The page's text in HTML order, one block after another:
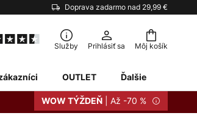
Doprava zadarmo nad 29,99 €
Môj košík
Služby Prihlásiť sa
OUTLET Ďalšie
WOW TÝŽDEŇ | Až -70 %